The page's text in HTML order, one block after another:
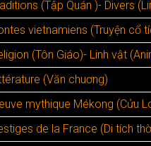
(Tập Quán )- Divers
vietnamiens (Truyện cổ
(Tôn Giáo)- Linh vật
(Văn chuơng)
mythique Mékong (Cửu
de la France (Di tích